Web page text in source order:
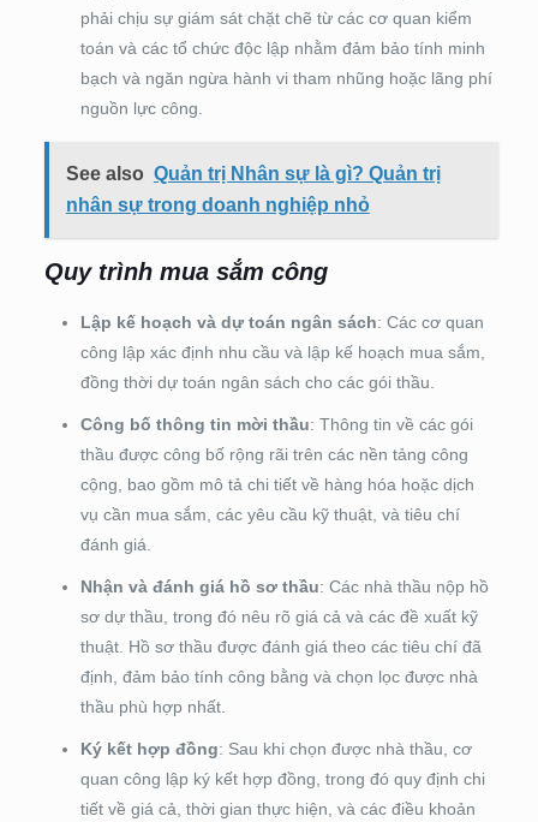
phải chịu sự giám sát chặt chẽ từ các cơ quan kiểm
toán và các tổ chức độc lập nhằm đảm bảo tính minh
bạch và ngăn ngừa hành vi tham nhũng hoặc lãng phí
nguồn lực công.
See also Quản trị Nhân sự là gì? Quản trị
nhân sự trong doanh nghiệp nhỏ
Quy trình mua sắm công
Lập kế hoạch và dự toán ngân sách: Các cơ quan
công lập xác định nhu cầu và lập kế hoạch mua sắm,
đồng thời dự toán ngân sách cho các gói thầu.
Công bố thông tin mời thầu: Thông tin về các gói
thầu được công bố rộng rãi trên các nền tảng công
cộng, bao gồm mô tả chi tiết về hàng hóa hoặc dịch
vụ cần mua sắm, các yêu cầu kỹ thuật, và tiêu chí
đánh giá.
Nhận và đánh giá hồ sơ thầu: Các nhà thầu nộp hồ
sơ dự thầu, trong đó nêu rõ giá cả và các đề xuất kỹ
thuật. Hồ sơ thầu được đánh giá theo các tiêu chí đã
định, đảm bảo tính công bằng và chọn lọc được nhà
thầu phù hợp nhất.
Ký kết hợp đồng: Sau khi chọn được nhà thầu, cơ
quan công lập ký kết hợp đồng, trong đó quy định chi
tiết về giá cả, thời gian thực hiện, và các điều khoản